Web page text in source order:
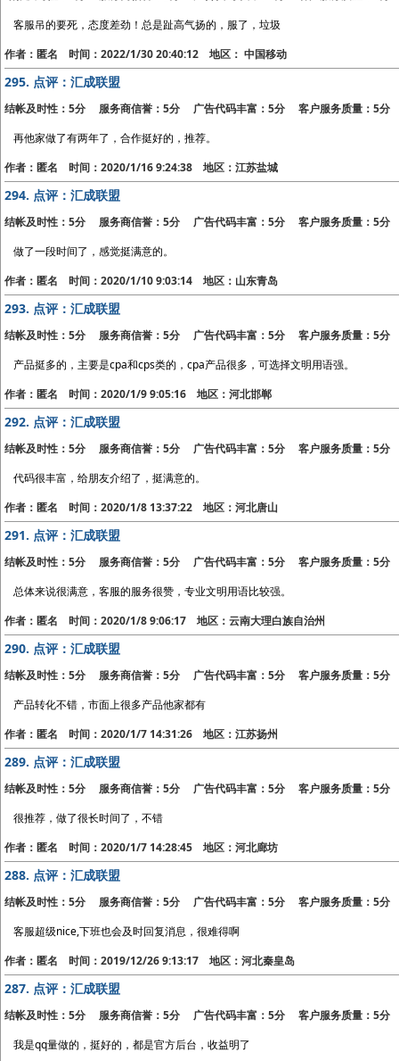
客服吊的要死，态度差劲！总是趾高气扬的，服了，垃圾
作者：匿名 时间：2022/1/30 20:40:12 地区： 中国移动
295. 点评：汇成联盟
结帐及时性：5分 服务商信誉：5分 广告代码丰富：5分 客户服务质量：5分
再他家做了有两年了，合作挺好的，推荐。
作者：匿名 时间：2020/1/16 9:24:38 地区：江苏盐城
294. 点评：汇成联盟
结帐及时性：5分 服务商信誉：5分 广告代码丰富：5分 客户服务质量：5分
做了一段时间了，感觉挺满意的。
作者：匿名 时间：2020/1/10 9:03:14 地区：山东青岛
293. 点评：汇成联盟
结帐及时性：5分 服务商信誉：5分 广告代码丰富：5分 客户服务质量：5分
产品挺多的，主要是cpa和cps类的，cpa产品很多，可选择文明用语强。
作者：匿名 时间：2020/1/9 9:05:16 地区：河北邯郸
292. 点评：汇成联盟
结帐及时性：5分 服务商信誉：5分 广告代码丰富：5分 客户服务质量：5分
代码很丰富，给朋友介绍了，挺满意的。
作者：匿名 时间：2020/1/8 13:37:22 地区：河北唐山
291. 点评：汇成联盟
结帐及时性：5分 服务商信誉：5分 广告代码丰富：5分 客户服务质量：5分
总体来说很满意，客服的服务很赞，专业文明用语比较强。
作者：匿名 时间：2020/1/8 9:06:17 地区：云南大理白族自治州
290. 点评：汇成联盟
结帐及时性：5分 服务商信誉：5分 广告代码丰富：5分 客户服务质量：5分
产品转化不错，市面上很多产品他家都有
作者：匿名 时间：2020/1/7 14:31:26 地区：江苏扬州
289. 点评：汇成联盟
结帐及时性：5分 服务商信誉：5分 广告代码丰富：5分 客户服务质量：5分
很推荐，做了很长时间了，不错
作者：匿名 时间：2020/1/7 14:28:45 地区：河北廊坊
288. 点评：汇成联盟
结帐及时性：5分 服务商信誉：5分 广告代码丰富：5分 客户服务质量：5分
客服超级nice,下班也会及时回复消息，很难得啊
作者：匿名 时间：2019/12/26 9:13:17 地区：河北秦皇岛
287. 点评：汇成联盟
结帐及时性：5分 服务商信誉：5分 广告代码丰富：5分 客户服务质量：5分
我是qq量做的，挺好的，都是官方后台，收益明了